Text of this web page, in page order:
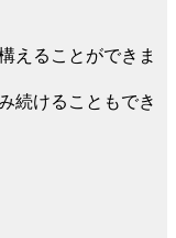
えることができま
続けることもでき